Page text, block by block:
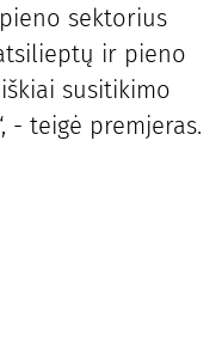
sektorius
ir pieno
susitikimo
- teigė premjeras.